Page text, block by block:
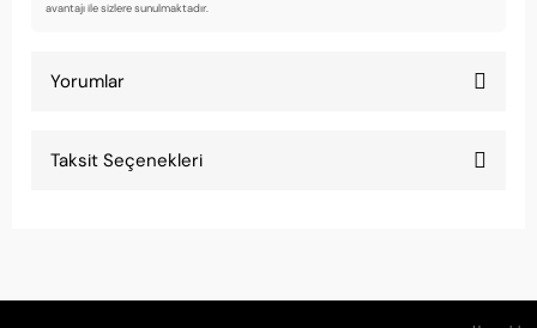
avantajı ile sizlere sunulmaktadır.
Yorumlar
Taksit Seçenekleri